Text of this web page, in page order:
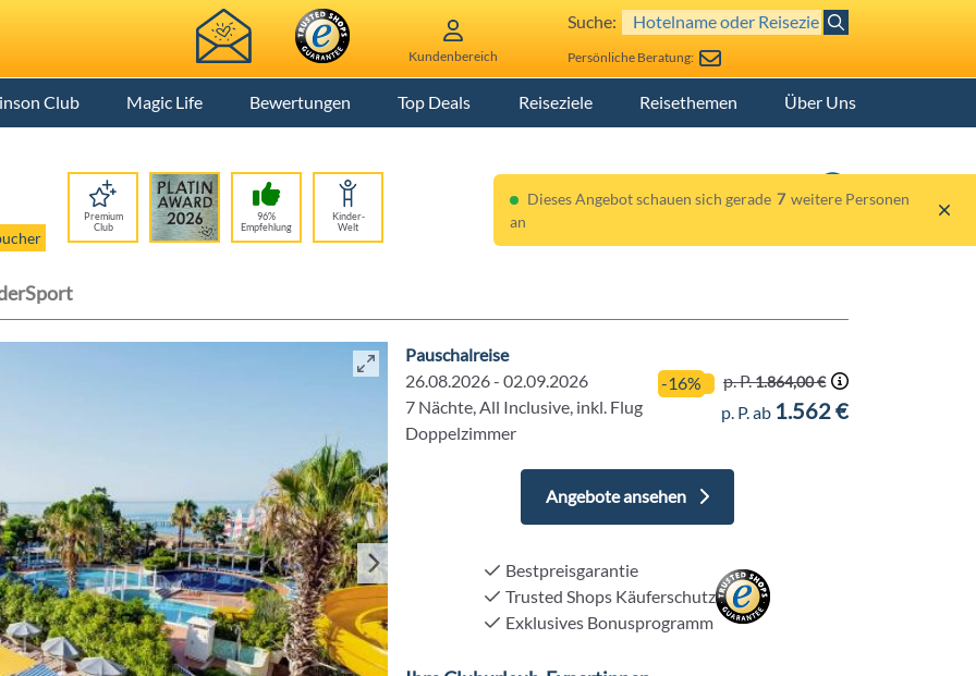
Kundenbereich
Suche:
Persönliche Beratung:
Club Magic Life Bewertungen Top Deals Reiseziele Reisethemen Über Uns
Premium
Club
96%
Empfehlung
Kinder-
Welt
Sport
Pauschalreise
26.08.2026 - 02.09.2026
7 Nächte, All Inclusive, inkl. Flug
Doppelzimmer
-16% p. P.1.864,00 €
p. P. ab 1.562 €
Angebote ansehen
Bestpreisgarantie
Trusted Shops Käuferschutz
Exklusives Bonusprogramm
Dieses Angebot schauen sich gerade 7 weitere Personen
an